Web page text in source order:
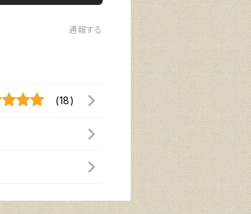
通報する
(18)